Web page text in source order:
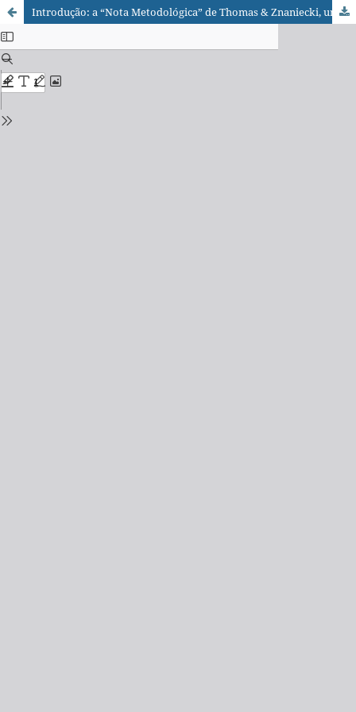
Introdução: a “Nota Metodológica” de Thomas & Znaniecki, uma fonte de metateoria, de teoria social e de abordagem de pesquisa da Escola de Chicago